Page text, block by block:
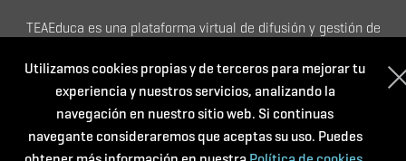
TEAEduca es una plataforma virtual de difusión y gestión de
conocimientos sobre Trastorno del Espectro del Autismo.
Apostamos por una formación continua que sea accesible,
diversa, de calidad y especializada.
Utilizamos cookies propias y de terceros para mejorar tu
experiencia y nuestros servicios, analizando la
navegación en nuestro sitio web. Si continuas
navegante consideraremos que aceptas su uso. Puedes